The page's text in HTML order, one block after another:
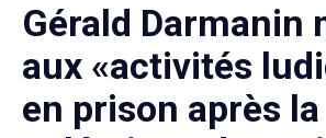
Gérald Darmanin
aux «activités
en prison après la